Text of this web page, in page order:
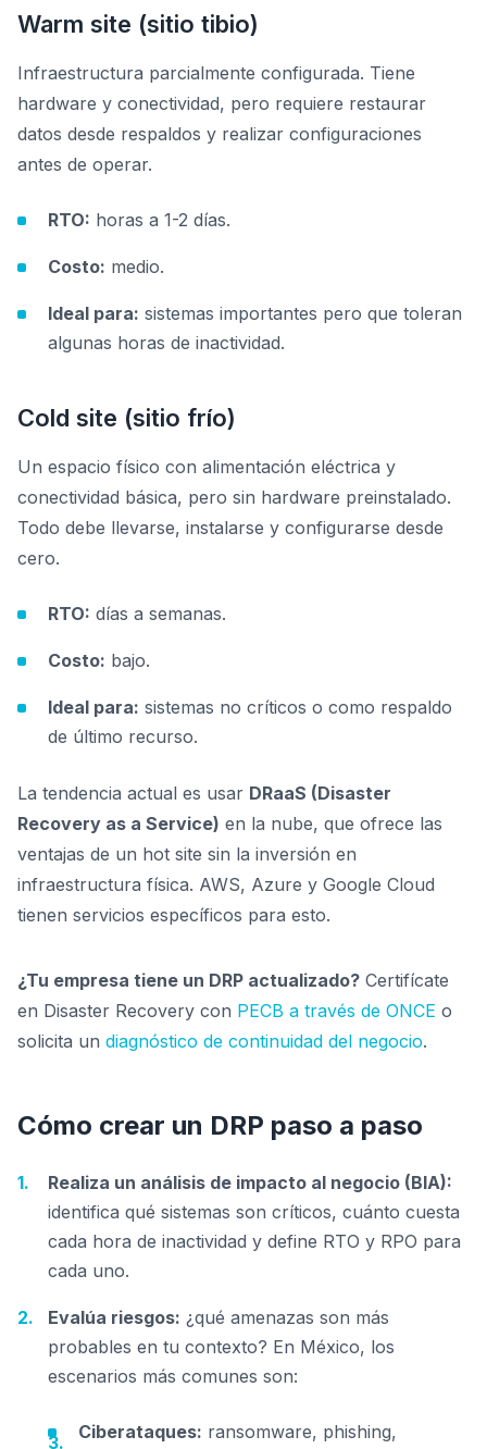
Warm site (sitio tibio)
Infraestructura parcialmente configurada. Tiene
hardware y conectividad, pero requiere restaurar
datos desde respaldos y realizar configuraciones
antes de operar.
RTO: horas a 1-2 días.
Costo: medio.
Ideal para: sistemas importantes pero que toleran
algunas horas de inactividad.
Cold site (sitio frío)
Un espacio físico con alimentación eléctrica y
conectividad básica, pero sin hardware preinstalado.
Todo debe llevarse, instalarse y configurarse desde
cero.
RTO: días a semanas.
Costo: bajo.
Ideal para: sistemas no críticos o como respaldo
de último recurso.
La tendencia actual es usar DRaaS (Disaster
Recovery as a Service) en la nube, que ofrece las
ventajas de un hot site sin la inversión en
infraestructura física. AWS, Azure y Google Cloud
tienen servicios específicos para esto.
¿Tu empresa tiene un DRP actualizado? Certifícate
en Disaster Recovery con PECB a través de ONCE o
solicita un diagnóstico de continuidad del negocio.
Cómo crear un DRP paso a paso
Realiza un análisis de impacto al negocio (BIA):
identifica qué sistemas son críticos, cuánto cuesta
cada hora de inactividad y define RTO y RPO para
cada uno.
Evalúa riesgos: ¿qué amenazas son más
probables en tu contexto? En México, los
escenarios más comunes son:
Ciberataques: ransomware, phishing,